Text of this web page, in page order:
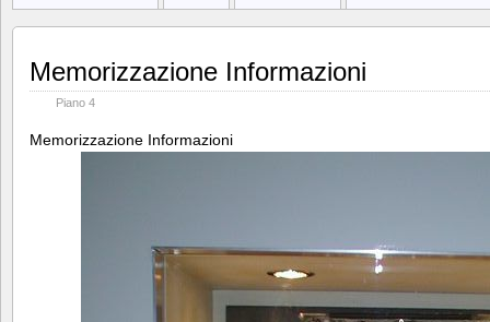
Memorizzazione Informazioni
Piano 4
Memorizzazione Informazioni